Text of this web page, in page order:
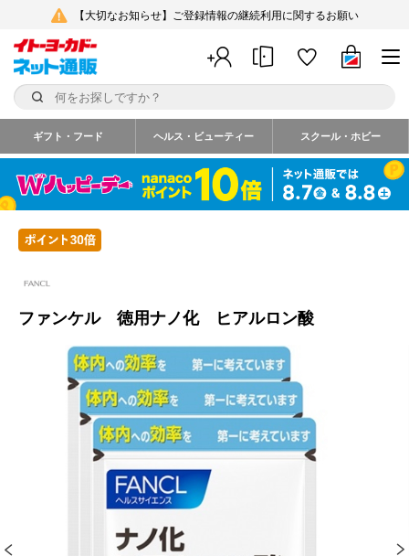
【大切なお知らせ】ご登録情報の継続利用に関するお願い
ギフト・フード ヘルス・ビューティー スクール・ホビー
ファンケル 徳用ナノ化 ヒアルロン酸